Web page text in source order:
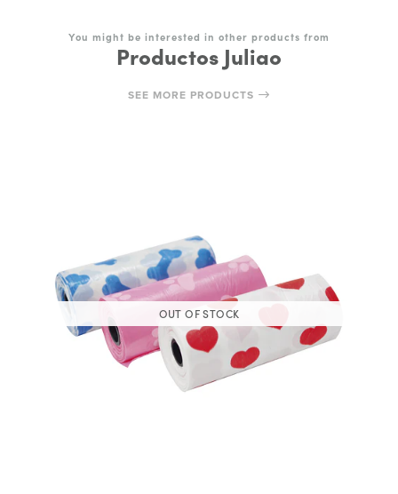
You might be interested in other products from
Productos Juliao
SEE MORE PRODUCTS
OUT OF STOCK